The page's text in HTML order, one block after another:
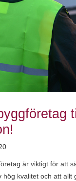
är viktigt för att
hög kvalitet och att allt